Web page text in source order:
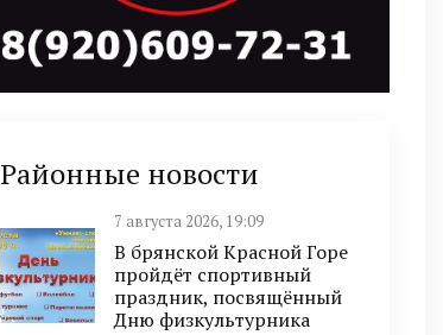
Районные новости
7 августа 2026, 19:09
В брянской Красной Горе
пройдёт спортивный
праздник, посвящённый
Дню физкультурника